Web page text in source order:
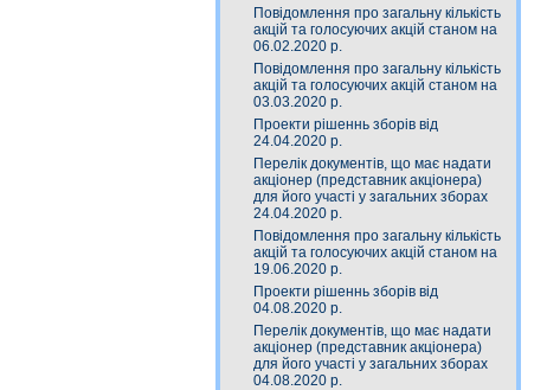
Повідомлення про загальну кількість
акцій та голосуючих акцій станом на
06.02.2020 р.
Повідомлення про загальну кількість
акцій та голосуючих акцій станом на
03.03.2020 р.
Проекти рішеннь зборів від
24.04.2020 р.
Перелік документів, що має надати
акціонер (представник акціонера)
для його участі у загальних зборах
24.04.2020 р.
Повідомлення про загальну кількість
акцій та голосуючих акцій станом на
19.06.2020 р.
Проекти рішеннь зборів від
04.08.2020 р.
Перелік документів, що має надати
акціонер (представник акціонера)
для його участі у загальних зборах
04.08.2020 р.